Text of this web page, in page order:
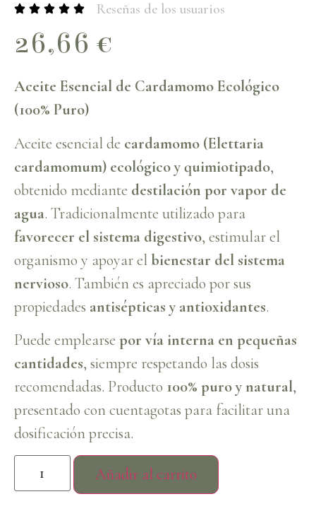
Reseñas de los usuarios
26,66 €
Aceite Esencial de Cardamomo Ecológico
(100% Puro)
Aceite esencial de cardamomo (Elettaria
cardamomum) ecológico y quimiotipado,
obtenido mediante destilación por vapor de
agua. Tradicionalmente utilizado para
favorecer el sistema digestivo, estimular el
organismo y apoyar el bienestar del sistema
nervioso. También es apreciado por sus
propiedades antisépticas y antioxidantes.
Puede emplearse por vía interna en pequeñas
cantidades, siempre respetando las dosis
recomendadas. Producto 100% puro y natural,
presentado con cuentagotas para facilitar una
dosificación precisa.
Añadir al carrito